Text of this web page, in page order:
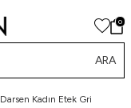
0
ARA
Darsen Kadın Etek Gri